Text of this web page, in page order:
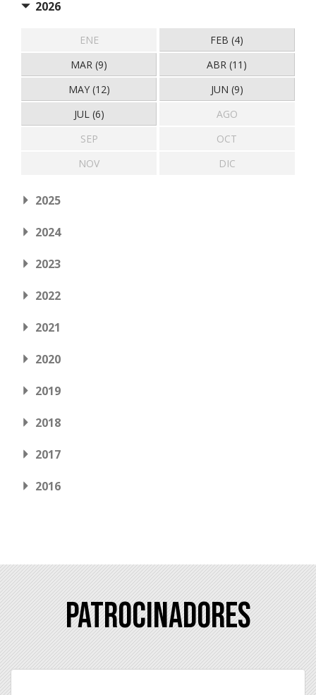
2026
ENE
FEB (4)
MAR (9)
ABR (11)
MAY (12)
JUN (9)
JUL (6)
AGO
SEP
OCT
NOV
DIC
2025
2024
2023
2022
2021
2020
2019
2018
2017
2016
Patrocinadores